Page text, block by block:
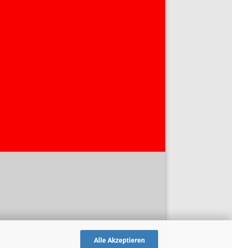
Alle Akzeptieren